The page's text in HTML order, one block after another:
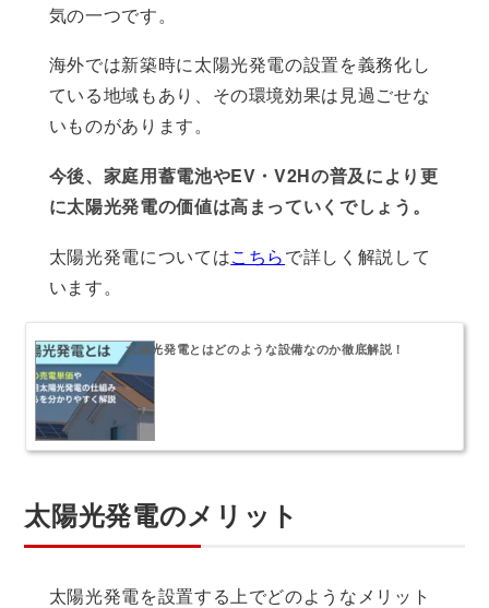
気の一つです。
海外では新築時に太陽光発電の設置を義務化し
ている地域もあり、その環境効果は見過ごせな
いものがあります。
今後、家庭用蓄電池やEV・V2Hの普及により更
に太陽光発電の価値は高まっていくでしょう。
太陽光発電についてはこちらで詳しく解説して
います。
太陽光発電とはどのような設備なのか徹底解説！
太陽光発電のメリット
太陽光発電を設置する上でどのようなメリット